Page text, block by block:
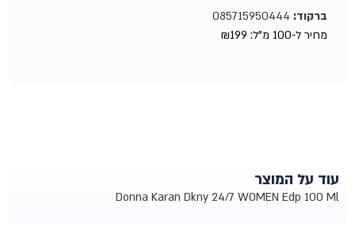
ברקוד:085715950444
מחיר ל-100 מ"ל:
₪199
עוד על המוצר
Donna Karan Dkny 24/7 WOMEN Edp 100 Ml